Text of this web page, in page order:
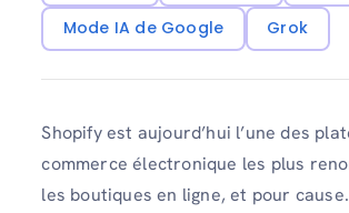
Mode IA de Google
Grok
Shopify est aujourd’hui l’une des
commerce électronique les plus
les boutiques en ligne, et pour